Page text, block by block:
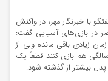
با خبرنگار مهر، در واکنش
در بازی‌های آسیایی گفت:
اتفاق بسیار خوبی است. هر چند هنوز تا ۲۰۳۰ زمان زیادی باقی مانده ولی از
آنجایی که ورزشکاران این رشته می‌توانند تا ۴۰ سالگی هم بازی کنند قطعاً یک
بیشتر از گذشته شود.